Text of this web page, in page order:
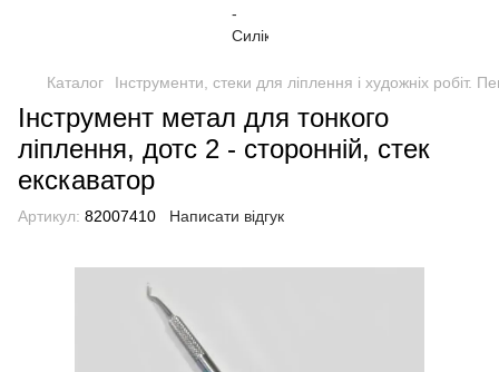
Каталог Інструменти, стеки для ліплення і художніх робіт.
Інструмент метал для тонкого
ліплення, дотс 2 - сторонній, стек
екскаватор
Артикул: 82007410 Написати відгук